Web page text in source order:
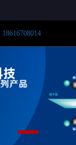
18616708014